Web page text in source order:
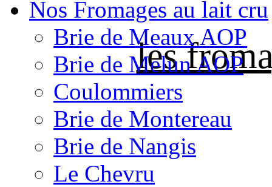
les
Nos Fromages au lait cru
Brie de Meaux AOP
Brie de Melun AOP
Coulommiers
Brie de Montereau
Brie de Nangis
Le Chevru